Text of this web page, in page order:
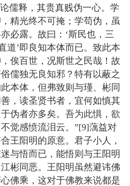
儒释，其贵真贱伪一心。学
精光终不可掩；学苟伪，虽
必露。故曰：‘斯民也，三
道’即良知本体而已。致此本
俟百世，况斯世之民哉！故
儒独无良知邪？特有以蔽之
本体，但弗致则与瑾、彬同
，读圣贤书者，宜何如慎其
伪者亦多矣。吾为此惧，欲
觉感愤流泪云。”[9]蕅益对
王阳明的原意。君子小人，
与悟而已，能悟则与王阳明
彬同恶。王阳明虽然避讳佛
佛乘，这对于佛教来说都是